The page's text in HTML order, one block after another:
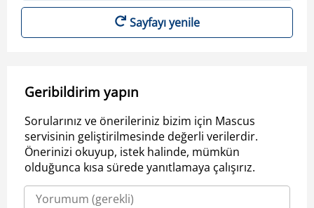
Sayfayı yenile
Geribildirim yapın
Sorularınız ve önerileriniz bizim için Mascus
servisinin geliştirilmesinde değerli verilerdir.
Önerinizi okuyup, istek halinde, mümkün
olduğunca kısa sürede yanıtlamaya çalışırız.